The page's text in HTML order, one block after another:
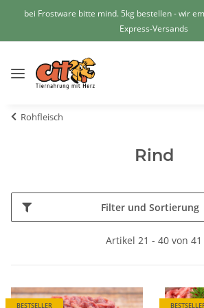
bei Frostware bitte mind. 5kg bestellen - wir
Express-Versands
Rohfleisch
Rind
Filter und Sortierung
Artikel 21 - 40 von 41
BESTSELLER